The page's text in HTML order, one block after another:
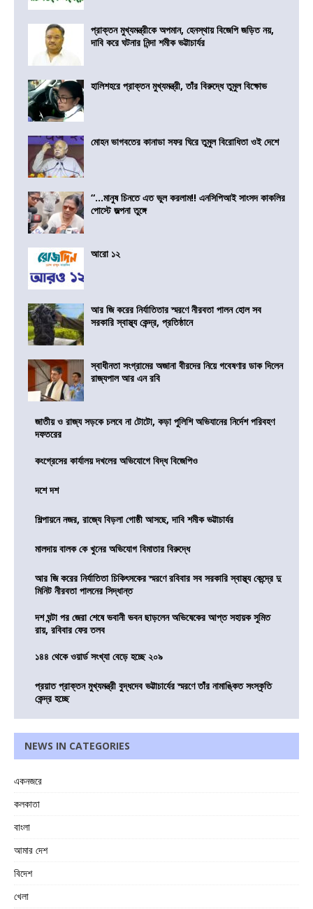
প্রাক্তন মুখ্যমন্ত্রীকে অপমান, হেনস্থায় বিজেপি জড়িত নয়,
দাবি করে ঘটনার নিন্দা শমীক ভট্টাচার্যর
হালিশহরে প্রাক্তন মুখ্যমন্ত্রী, তাঁর বিরুদ্ধে তুমুল বিক্ষোভ
মোহন ভাগবতের কানাডা সফর ঘিরে তুমুল বিরোধিতা ওই দেশে
“…মানুষ চিনতে এত ভুল করলাম!! এনসিপিআই সাংসদ কাকলির
পোস্টে জল্পনা তুঙ্গে
আরো ১২
আর জি করের নির্যাতিতার স্মরণে নীরবতা পালন হোল সব
সরকারি স্বাস্থ্য কেন্দ্র, প্রতিষ্ঠানে
স্বাধীনতা সংগ্রামের অজানা বীরদের নিয়ে গবেষণার ডাক দিলেন
রাজ্যপাল আর এন রবি
জাতীয় ও রাজ্য সড়কে চলবে না টোটো, কড়া পুলিশি অভিযানের নির্দেশ পরিবহণ
দফতরের
কংগ্রেসের কার্যালয় দখলের অভিযোগে বিদ্ধ বিজেপিও
দশে দশ
শিল্পায়নে নজর, রাজ্যে বিড়লা গোষ্ঠী আসছে, দাবি শমীক ভট্টাচার্যর
মালদায় বালক কে খুনের অভিযোগ বিমাতার বিরুদ্ধে
আর জি করের নির্যাতিতা চিকিৎসকের স্মরণে রবিবার সব সরকারি স্বাস্থ্য কেন্দ্রে দু
মিনিট নীরবতা পালনের সিদ্ধান্ত
দশ ঘন্টা পর জেরা শেষে ভবানী ভবন ছাড়লেন অভিষেকের আপ্ত সহায়ক সুমিত
রায়, রবিবার ফের তলব
১৪৪ থেকে ওয়ার্ড সংখ্যা বেড়ে হচ্ছে ২০৯
প্রয়াত প্রাক্তন মুখ্যমন্ত্রী বুদ্ধদেব ভট্টাচার্যের স্মরণে তাঁর নামাঙ্কিত সংস্কৃতি
কেন্দ্র হচ্ছে
NEWS IN CATEGORIES
একনজরে
কলকাতা
বাংলা
আমার দেশ
বিদেশ
খেলা